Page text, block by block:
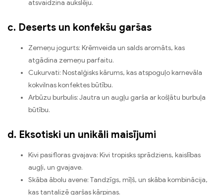
atsvaidzina aukslēju.
c. Deserts un konfekšu garšas
Zemeņu jogurts: Krēmveida un salds aromāts, kas
atgādina zemeņu parfaitu.
Cukurvati: Nostalģisks kārums, kas atspoguļo karnevāla
kokvilnas konfektes būtību.
Arbūzu burbulis: Jautra un augļu garša ar košļātu burbuļa
būtību.
d. Eksotiski un unikāli maisījumi
Kivi pasifloras gvajava: Kivi tropisks sprādziens, kaislības
augļi, un gvajave.
Skāba ābolu avene: Tandzīgs, mīļš, un skāba kombinācija,
kas tantalizē garšas kārpiņas.